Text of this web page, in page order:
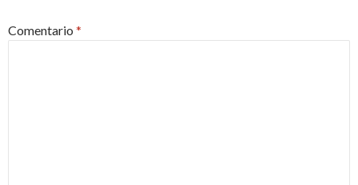
Comentario *